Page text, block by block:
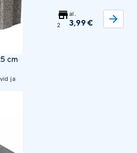
cm
ja
2
al.
3,99 €